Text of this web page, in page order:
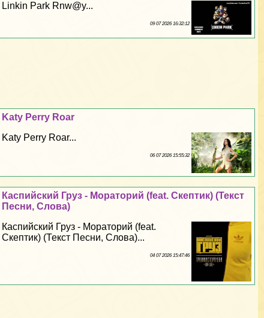
Linkin Park Rnw@y...
09 07 2026 16:32:12
Katy Perry Roar
Katy Perry Roar...
06 07 2026 15:55:32
Каспийский Груз - Мораторий (feat. Скептик) (Текст
Песни, Слова)
Каспийский Груз - Мораторий (feat.
Скептик) (Текст Песни, Слова)...
04 07 2026 15:47:46